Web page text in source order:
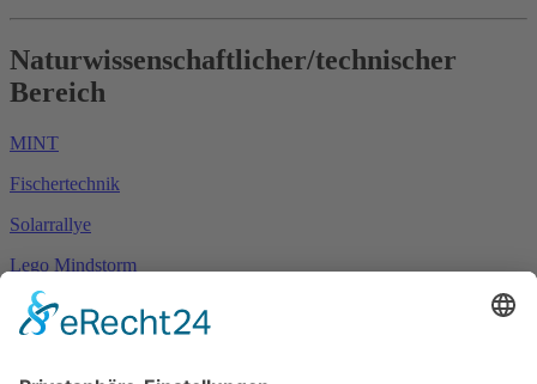
Naturwissenschaftlicher/technischer
Bereich
MINT
Fischertechnik
Solarrallye
Lego Mindstorm
WWF